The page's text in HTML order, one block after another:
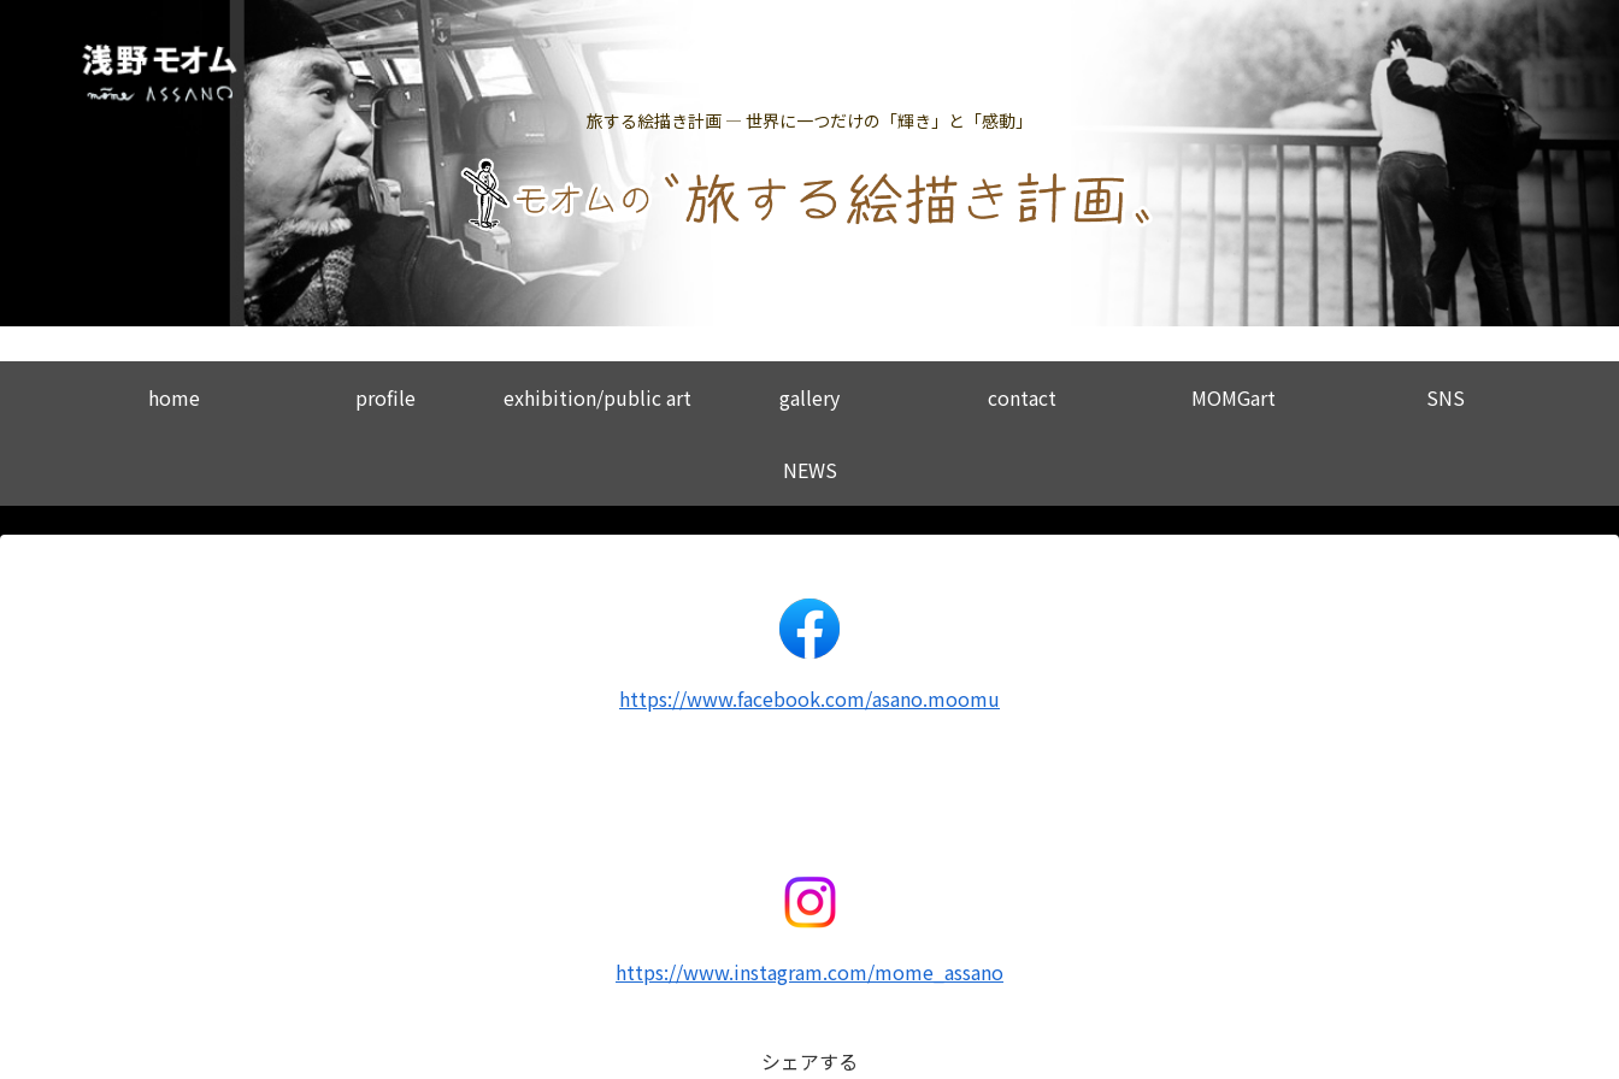
旅する絵描き計画 ― 世界に一つだけの「輝き」と「感動」
home profile exhibition/public art gallery contact MOMGart SNS
NEWS
https://www.facebook.com/asano.moomu
https://www.instagram.com/mome_assano
シェアする